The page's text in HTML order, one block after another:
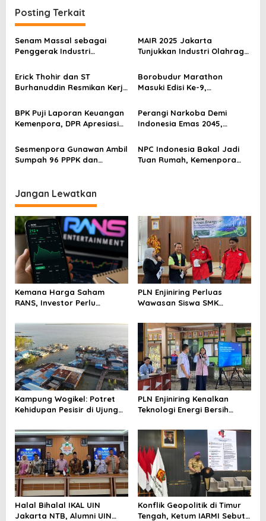
g
a
s
i
p
o
s
Posting Terkait
Senam Massal sebagai
Penggerak Industri
2025 untuk Ekonomi
Nasional
MAIR 2025 Jakarta
Tunjukkan Industri Olahraga
Erick Thohir dan ST
Burhanuddin Resmikan Kerja
Program Pemuda dan
Olahraga
Borobudur Marathon
Masuki Edisi Ke-9,
Kolaborasi
BPK Puji Laporan Keuangan
Kemenpora, DPR Apresiasi
Perangi Narkoba Demi
Indonesia Emas 2045,
Sesmenpora Gunawan Ambil
Sumpah 96 PPPK dan
NPC Indonesia Bakal Jadi
Tuan Rumah, Kemenpora
Jangan Lewatkan
Kemana Harga Saham
RANS, Investor Perlu
Menghindari Spekulasi
Berlebihan
PLN Enjiniring Perluas
Wawasan Siswa SMK
Perubahan Iklim
Kampung Wogikel: Potret
Kehidupan Pesisir di Ujung
Bertahan di Tengah
Keterbatasan
PLN Enjiniring Kenalkan
Teknologi Energi Bersih
Halal Bihalal IKAL UIN
Jakarta NTB, Alumni UIN
Konflik Geopolitik di Timur
Tengah, Ketum IARMI Sebut